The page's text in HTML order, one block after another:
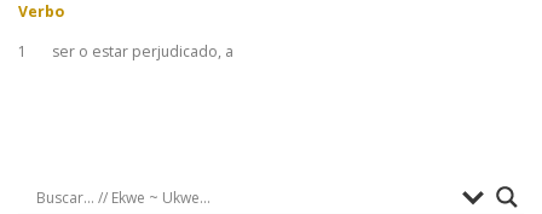
Verbo
1
ser o estar perjudicado, a